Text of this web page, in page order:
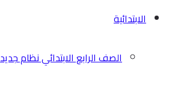
الابتدائية
الصف الرابع الابتدائي نظام جديد